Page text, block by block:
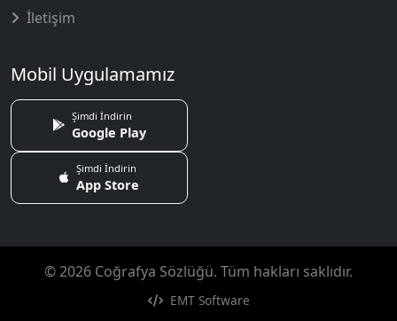
İletişim
Mobil Uygulamamız
Şimdi İndirin
Google Play
Şimdi İndirin
App Store
© 2026 Coğrafya Sözlüğü. Tüm hakları saklıdır.
EMT Software